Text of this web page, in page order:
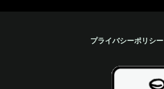
プライバシーポリシー